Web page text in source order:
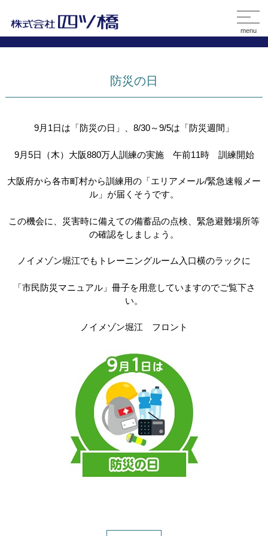
menu
防災の日
9月1日は「防災の日」、8/30～9/5は「防災週間」
9月5日（木）大阪880万人訓練の実施 午前11時 訓練開始
大阪府から各市町村から訓練用の「エリアメール/緊急速報メー
ル」が届くそうです。
この機会に、災害時に備えての備蓄品の点検、緊急避難場所等
の確認をしましょう 。
ノイメゾン堀江でもトレーニングルーム入口横のラックに
「市民防災マニュアル」冊子を用意していますのでご覧下さ
い。
ノイメゾン堀江 フロント